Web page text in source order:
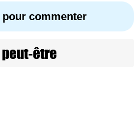
pour commenter
être